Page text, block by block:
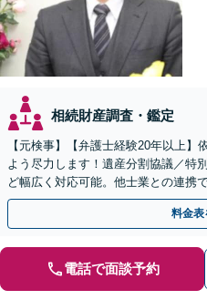
相続財産調査・鑑定
【元検事】【弁護士経験20年以上
よう尽力します！遺産分割協議／特
ど幅広く対応可能。他士業との連携
す。お早めにご相談ください【初回
料金表
電話で面談予約